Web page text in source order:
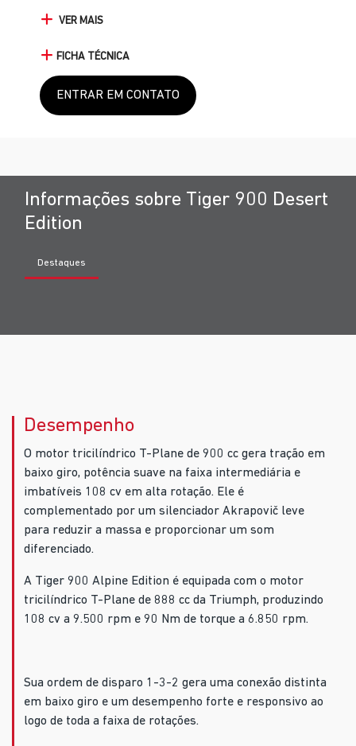
VER MAIS
FICHA TÉCNICA
ENTRAR EM CONTATO
Informações sobre Tiger 900 Desert
Edition
Destaques
Desempenho
O motor tricilíndrico T-Plane de 900 cc gera tração em
baixo giro, potência suave na faixa intermediária e
imbatíveis 108 cv em alta rotação. Ele é
complementado por um silenciador Akrapovič leve
para reduzir a massa e proporcionar um som
diferenciado.
A Tiger 900 Alpine Edition é equipada com o motor
tricilíndrico T-Plane de 888 cc da Triumph, produzindo
108 cv a 9.500 rpm e 90 Nm de torque a 6.850 rpm.
Sua ordem de disparo 1-3-2 gera uma conexão distinta
em baixo giro e um desempenho forte e responsivo ao
logo de toda a faixa de rotações.